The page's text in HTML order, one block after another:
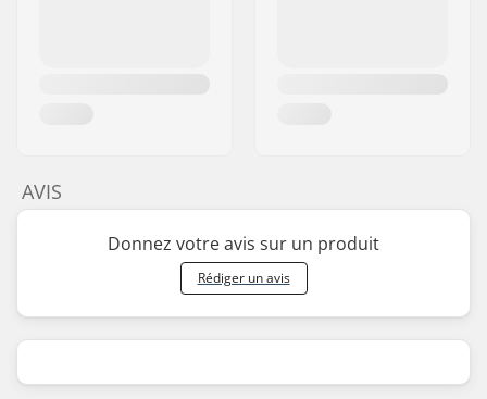
AVIS
Donnez votre avis sur un produit
Rédiger un avis